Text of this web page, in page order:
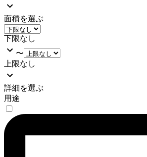
面積を選ぶ
下限なし
〜
上限なし
詳細を選ぶ
用途